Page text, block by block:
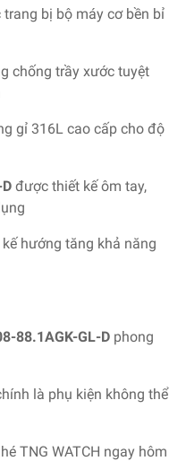
bị bộ máy cơ bền bỉ
chống trầy xước tuyệt
gỉ 316L cao cấp cho độ
được thiết kế ôm tay,
hướng tăng khả năng
88.1AGK-GL-D phong
là phụ kiện không thể
TNG WATCH ngay hôm